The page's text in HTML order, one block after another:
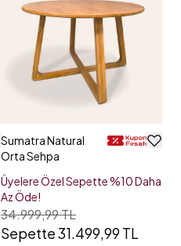
Sumatra Natural
Orta Sehpa
Üyelere Özel Sepette %10 Daha
Az Öde!
34.999,99 TL
Sepette 31.499,99 TL